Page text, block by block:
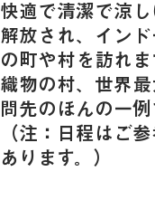
快適で清潔で涼
解放され、イン
の町や村を訪れ
織物の村、世界
問先のほんの一例
（注：日程はご
あります。）